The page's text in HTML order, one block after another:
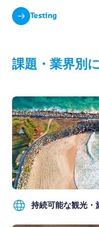
Testing
課題・業界別
持続可能な観光・